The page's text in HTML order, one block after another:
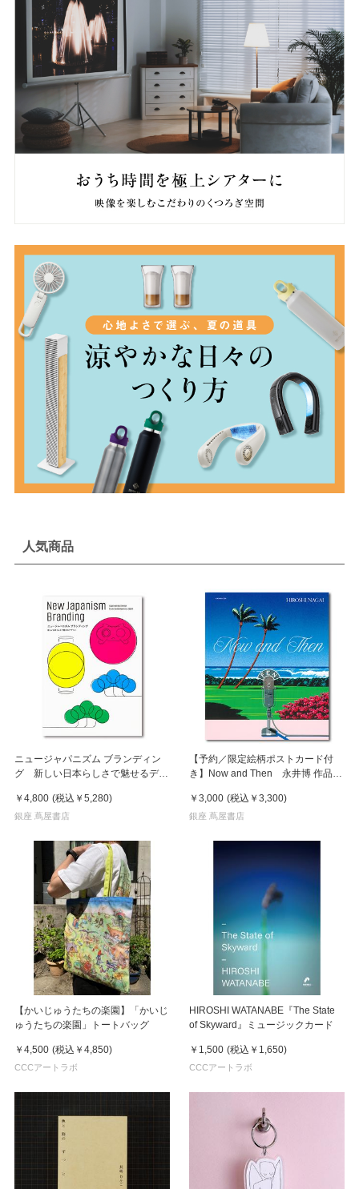
人気商品
ニュージャパニズム ブランディン
グ 新しい日本らしさで魅せるデザ
￥4,800 (税込 ￥5,280)
銀座 蔦屋書店
【予約／限定絵柄ポストカード付
き】Now and Then 永井博 作品
￥3,000 (税込 ￥3,300)
銀座 蔦屋書店
【かいじゅうたちの楽園】「かいじ
ゅうたちの楽園」トートバッグ
￥4,500 (税込 ￥4,850)
CCCアートラボ
HIROSHI WATANABE『The State
of Skyward』ミュージックカード
￥1,500 (税込 ￥1,650)
CCCアートラボ